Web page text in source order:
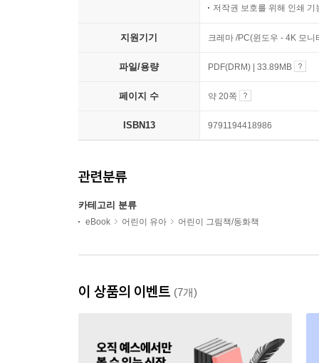
저작권 보호를 위해 인쇄 기
지원기기 크레마 /PC(윈도우 - 4K 모
파일/용량 PDF(DRM) | 33.89MB
페이지 수 약 20쪽
ISBN13 9791194418986
관련분류
카테고리 분류
eBook 어린이 유아 어린이 그림책/동화책
이 상품의 이벤트 (7개)